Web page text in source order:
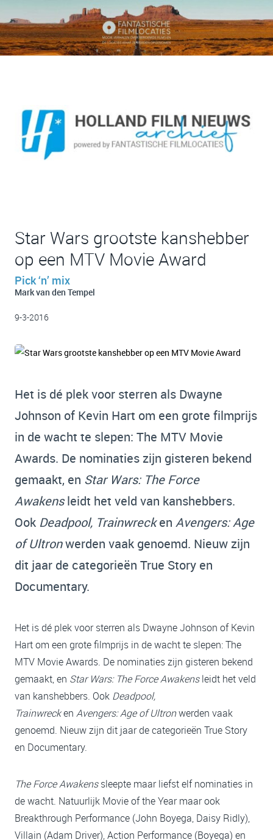
Star Wars grootste kanshebber
op een MTV Movie Award
Pick ‘n’ mix
Mark van den Tempel
9-3-2016
Het is dé plek voor sterren als Dwayne
Johnson of Kevin Hart om een grote filmprijs
in de wacht te slepen: The MTV Movie
Awards. De nominaties zijn gisteren bekend
gemaakt, en Star Wars: The Force
Awakensleidt het veld van kanshebbers.
Ook Deadpool, Trainwrecken Avengers: Age
of Ultronwerden vaak genoemd. Nieuw zijn
dit jaar de categorieën True Story en
Documentary.
Het is dé plek voor sterren als Dwayne Johnson of Kevin
Hart om een grote filmprijs in de wacht te slepen: The
MTV Movie Awards. De nominaties zijn gisteren bekend
gemaakt, en Star Wars: The Force Awakensleidt het veld
van kanshebbers. Ook Deadpool,
Trainwrecken Avengers: Age of Ultronwerden vaak
genoemd. Nieuw zijn dit jaar de categorieën True Story
en Documentary.
The Force Awakenssleepte maar liefst elf nominaties in
de wacht. Natuurlijk Movie of the Year maar ook
Breakthrough Performance (John Boyega, Daisy Ridly),
Villain (Adam Driver), Action Performance (Boyega) en